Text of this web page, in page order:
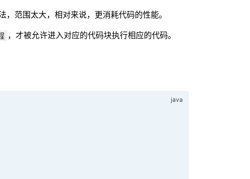
范围太大，相对来说，更消耗代码的性能。
，才被允许进入对应的代码块执行相应的代码。